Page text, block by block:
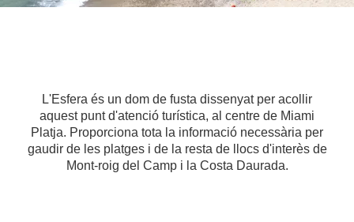
L'Esfera és un dom de fusta dissenyat per acollir
aquest punt d'atenció turística, al centre de Miami
Platja. Proporciona tota la informació necessària per
gaudir de les platges i de la resta de llocs d'interès de
Mont-roig del Camp i la Costa Daurada.